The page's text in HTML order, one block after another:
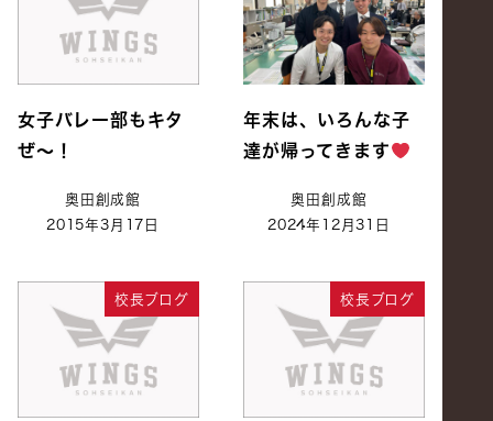
女子バレー部もキタ
ぜ～！
奥田創成館
2015年3月17日
年末は、いろんな子
達が帰ってきます
奥田創成館
2024年12月31日
校長ブログ 校長ブログ